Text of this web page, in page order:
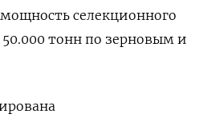
селекционного
тонн по зерновым и